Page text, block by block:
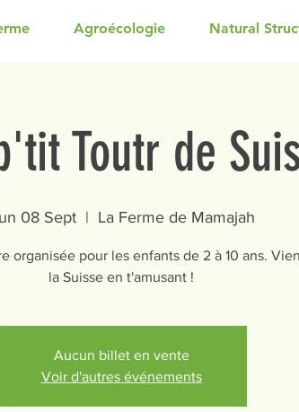
Agroécologie Natural
Toutr de
08 Sept
  |
La Ferme de Mamajah
organisée pour les enfants de 2 à 10 ans.
la Suisse en t'amusant !
Aucun billet en vente
Voir d'autres événements